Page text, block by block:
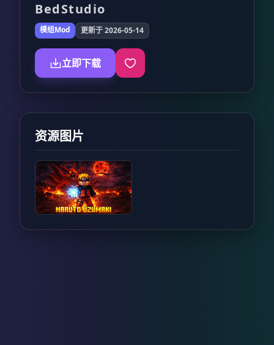
BedStudio
模组Mod 更新于 2026-05-14
立即下载
资源图片